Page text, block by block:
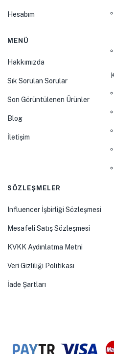
Hesabım
MENÜ
Hakkımızda
Sık Sorulan Sorular
Son Görüntülenen Ürünler
Blog
İletişim
SÖZLEŞMELER
Influencer İşbirliği Sözleşmesi
Mesafeli Satış Sözleşmesi
KVKK Aydınlatma Metni
Veri Gizliliği Politikası
İade Şartları